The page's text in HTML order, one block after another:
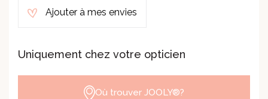
Ajouter à mes envies
Uniquement chez votre opticien
Où trouver JOOLY®?